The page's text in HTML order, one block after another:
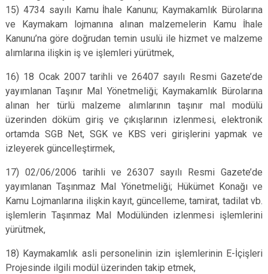
15) 4734 sayılı Kamu İhale Kanunu; Kaymakamlık Bürolarına
ve Kaymakam lojmanına alınan malzemelerin Kamu İhale
Kanunu’na göre doğrudan temin usulü ile hizmet ve malzeme
alımlarına ilişkin iş ve işlemleri yürütmek,
16) 18 Ocak 2007 tarihli ve 26407 sayılı Resmi Gazete’de
yayımlanan Taşınır Mal Yönetmeliği; Kaymakamlık Bürolarına
alınan her türlü malzeme alımlarının taşınır mal modülü
üzerinden döküm giriş ve çıkışlarının izlenmesi, elektronik
ortamda SGB Net, SGK ve KBS veri girişlerini yapmak ve
izleyerek güncelleştirmek,
17) 02/06/2006 tarihli ve 26307 sayılı Resmi Gazete’de
yayımlanan Taşınmaz Mal Yönetmeliği; Hükümet Konağı ve
Kamu Lojmanlarına ilişkin kayıt, güncelleme, tamirat, tadilat vb.
işlemlerin Taşınmaz Mal Modülünden izlenmesi işlemlerini
yürütmek,
18) Kaymakamlık asli personelinin izin işlemlerinin E-İçişleri
Projesinde ilgili modül üzerinden takip etmek,